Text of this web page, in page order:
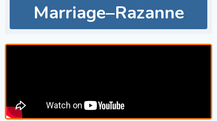
Marriage–Razanne